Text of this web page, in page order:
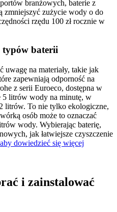
branżowych, baterie z
zmniejszyć zużycie wody o do
rzędu 100 zł rocznie w
typów baterii
na materiały, takie jak
zapewniają odporność na
z serii Euroeco, dostępna w
5 litrów wody na minutę, w
litrów. To nie tylko ekologiczne,
osób może to oznaczać
wody. Wybierając baterię,
jak łatwiejsze czyszczenie
dowiedzieć się więcej
i zainstalować